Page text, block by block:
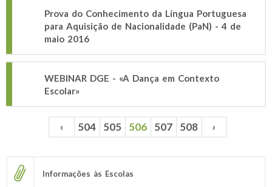
Prova do Conhecimento da Língua Portuguesa
para Aquisição de Nacionalidade (PaN) - 4 de
maio 2016
WEBINAR DGE - «A Dança em Contexto
Escolar»
Páginas ‹ 504 505 506 507 508 ›
Informações às Escolas